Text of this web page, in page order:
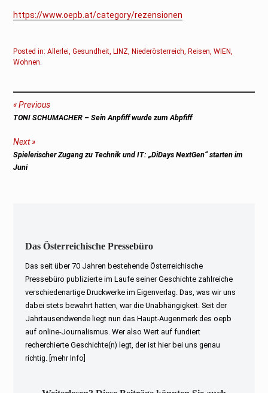
https://www.oepb.at/category/rezensionen
Posted in:Allerlei,Gesundheit,LINZ,Niederösterreich,Reisen,WIEN,
Wohnen.
Beitragsnavigation
Previous
Previous
TONI SCHUMACHER – Sein Anpfiff wurde zum Abpfiff
Next
Next
post:
Spielerischer Zugang zu Technik und IT: „DiDays NextGen“ starten im
Juni
Das Österreichische Pressebüro
Das seit über 70 Jahren bestehende Österreichische
Pressebüro publizierte im Laufe seiner Geschichte zahlreiche
verschiedenartige Druckwerke im Eigenverlag. Das, was wir uns
dabei stets bewahrt hatten, war die Unabhängigkeit. Seit der
Jahrtausendwende liegt nun das Haupt-Augenmerk des oepb
auf online-Journalismus. Wer also Wert auf fundiert
recherchierte Geschichte(n) legt, der ist hier bei uns genau
richtig.
[mehr Info]